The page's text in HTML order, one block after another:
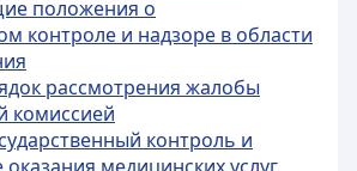
положения о
контроле и надзоре в области
рассмотрения жалобы
комиссией
контроль и